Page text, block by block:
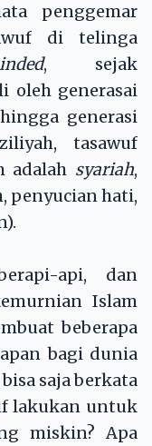
penggemar
di telinga
, sejak
oleh generasai
generasi
tasawuf
adalah syariah,
penyucian hati,
api, dan
Islam
beberapa
bagi dunia
saja berkata
lakukan untuk
miskin? Apa